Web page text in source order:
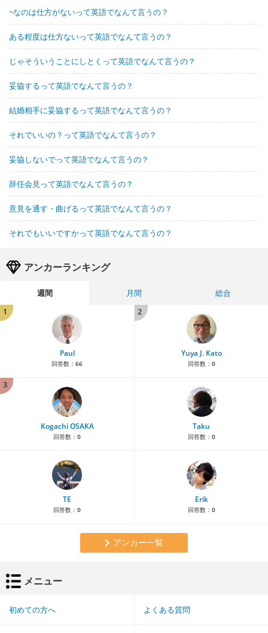
~なのは仕方がないって英語でなんて言うの？
ある程度は仕方ないって英語でなんて言うの？
じゃそういうことにしとくって英語でなんて言うの？
妥協するって英語でなんて言うの？
結婚相手に妥協するって英語でなんて言うの？
それでいいの？って英語でなんて言うの？
妥協しないでって英語でなんて言うの？
辞任会見って英語でなんて言うの？
意見を通す・曲げるって英語でなんて言うの？
それでもいいですかって英語でなんて言うの？
アンカーランキング
週間 月間
総合
1
Paul
回答数： 66
2
Yuya J. Kato
回答数： 0
3
Kogachi OSAKA
回答数： 0
Taku
回答数： 0
TE
回答数： 0
Erik
回答数： 0
アンカー一覧
メニュー
初めての方へ よくある質問